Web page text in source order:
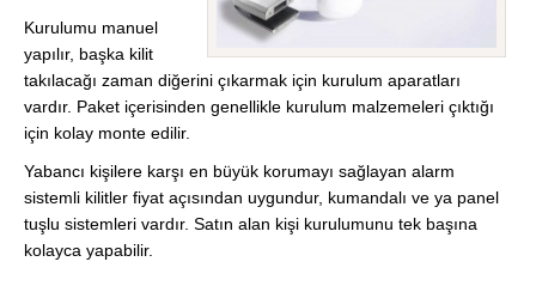
Kurulumu manuel
yapılır, başka kilit
takılacağı zaman diğerini çıkarmak için kurulum aparatları
vardır. Paket içerisinden genellikle kurulum malzemeleri çıktığı
için kolay monte edilir.
Yabancı kişilere karşı en büyük korumayı sağlayan alarm
sistemli kilitler fiyat açısından uygundur, kumandalı ve ya panel
tuşlu sistemleri vardır. Satın alan kişi kurulumunu tek başına
kolayca yapabilir.